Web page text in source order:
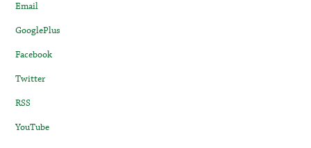
Email
GooglePlus
Facebook
Twitter
RSS
YouTube